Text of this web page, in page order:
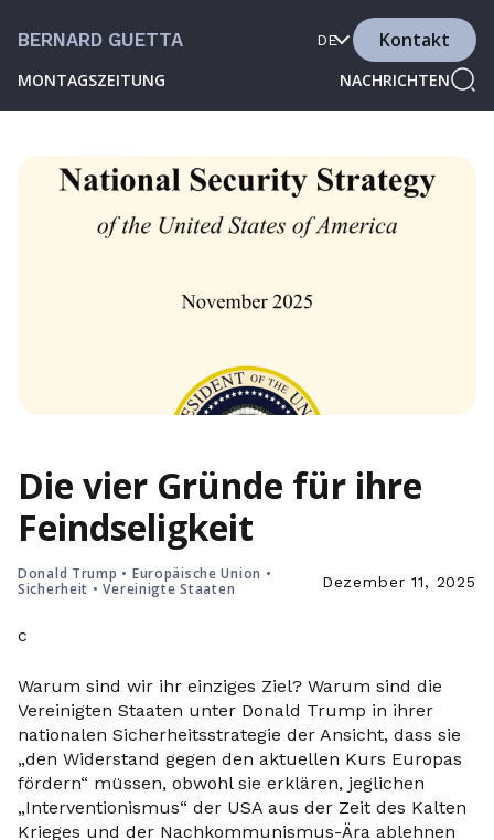
BERNARD GUETTA
MONTAGSZEITUNG NACHRICHTEN
DE Kontakt
Die vier Gründe für ihre
Feindseligkeit
Donald Trump • Europäische Union •
Sicherheit •Vereinigte Staaten Dezember 11, 2025
c
Warum sind wir ihr einziges Ziel? Warum sind die
Vereinigten Staaten unter Donald Trump in ihrer
nationalen Sicherheitsstrategie der Ansicht, dass sie
„den Widerstand gegen den aktuellen Kurs Europas
fördern“ müssen, obwohl sie erklären, jeglichen
„Interventionismus“ der USA aus der Zeit des Kalten
Krieges und der Nachkommunismus-Ära ablehnen